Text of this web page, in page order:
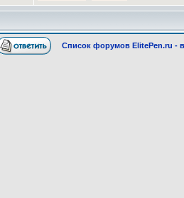
Список форумов ElitePen.ru -